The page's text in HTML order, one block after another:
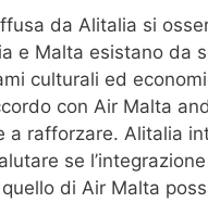
da Alitalia si
e Malta esistano da
culturali ed
con Air Malta
a rafforzare. Alitalia
se
di Air Malta